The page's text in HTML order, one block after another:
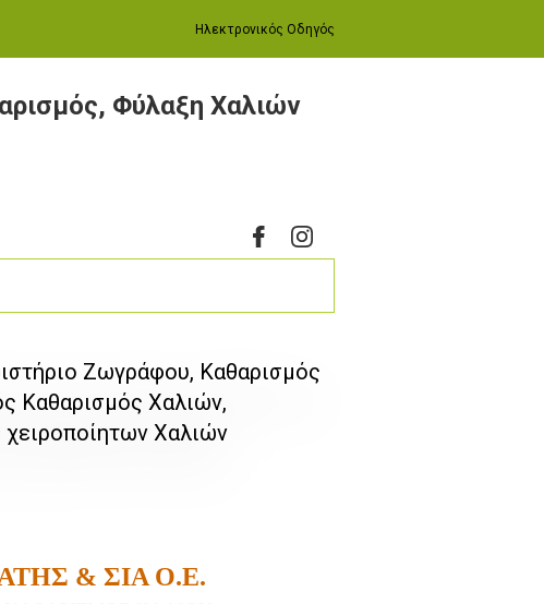
Ηλεκτρονικός Οδηγός
Φύλαξη Χαλιών
Ζωγράφου, Καθαρισμός
Καθαρισμός Χαλιών,
Χαλιών
& ΣΙΑ Ο.Ε.